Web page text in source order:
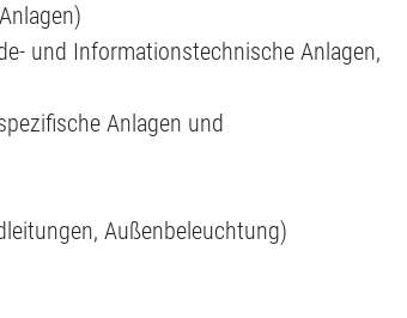
und Informationstechnische Anlagen,
Anlagen und
Außenbeleuchtung)